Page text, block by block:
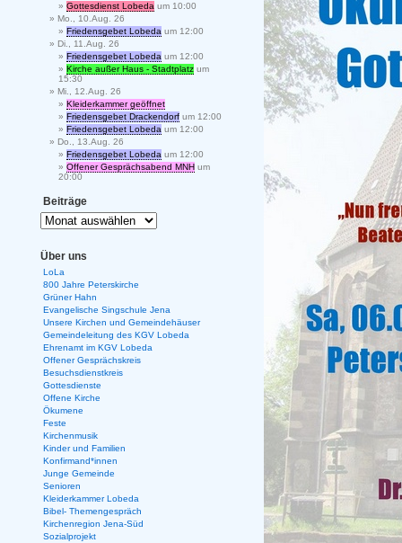
Gottesdienst Lobeda um 10:00
Mo., 10.Aug. 26
Friedensgebet Lobeda um 12:00
Di., 11.Aug. 26
Friedensgebet Lobeda um 12:00
Kirche außer Haus - Stadtplatz um
15:30
Mi., 12.Aug. 26
Kleiderkammer geöffnet
Friedensgebet Drackendorf um 12:00
Friedensgebet Lobeda um 12:00
Do., 13.Aug. 26
Friedensgebet Lobeda um 12:00
Offener Gesprächsabend MNH um
20:00
Beiträge
Über uns
LoLa
800 Jahre Peterskirche
Grüner Hahn
Evangelische Singschule Jena
Unsere Kirchen und Gemeindehäuser
Gemeindeleitung des KGV Lobeda
Ehrenamt im KGV Lobeda
Offener Gesprächskreis
Besuchsdienstkreis
Gottesdienste
Offene Kirche
Ökumene
Feste
Kirchenmusik
Kinder und Familien
Konfirmand*innen
Junge Gemeinde
Senioren
Kleiderkammer Lobeda
Bibel- Themengespräch
Kirchenregion Jena-Süd
Sozialprojekt